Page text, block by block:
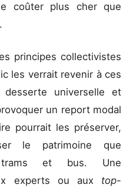
coûter plus cher que
principes collectivistes
les verrait revenir à ces
universelle et
un report modal
pourrait les préserver,
le patrimoine que
trams et bus. Une
experts ou aux top-